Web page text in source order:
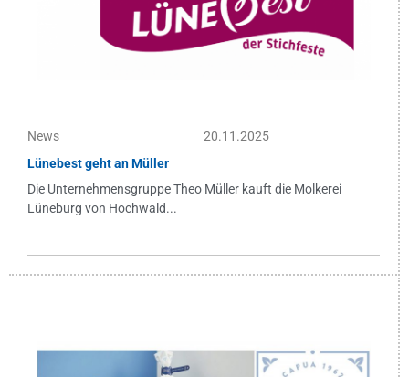
News
20.11.2025
Lünebest geht an Müller
Die Unternehmensgruppe Theo Müller kauft die Molkerei
Lüneburg von Hochwald...